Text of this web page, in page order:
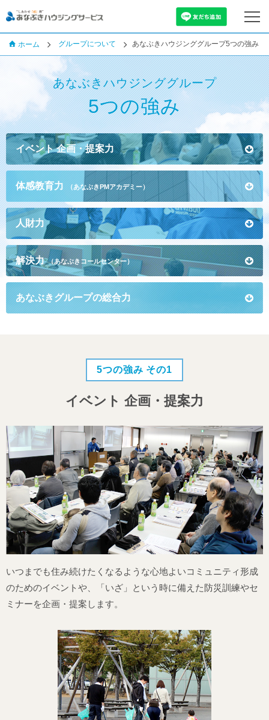
ホーム グループについて あなぶきハウジンググループ5つの強み
あなぶきハウジンググループ
5つの強み
イベント企画・提案力
体感教育力 （あなぶきPMアカデミー）
人財力
解決力 （あなぶきコールセンター）
あなぶきグループの総合力
5つの強み その1
イベント 企画・提案力
いつまでも住み続けたくなるような心地よいコミュニティ形成
のためのイベントや、「いざ」という時に備えた防災訓練やセ
ミナーを企画・提案します。